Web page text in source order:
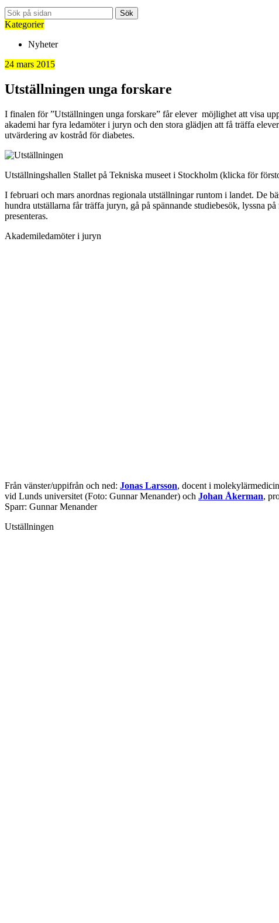
Sök
Kategorier
Nyheter
24 mars 2015
Utställningen unga forskare
I finalen för ”Utställningen unga forskare” får elever möjlighet att visa
akademi har fyra ledamöter i juryn och den stora glädjen att få träffa
utvärdering av kostråd för diabetes.
Utställningshallen Stallet på Tekniska museet i Stockholm (klicka för
I februari och mars anordnas regionala utställningar runtom i landet. De
hundra utställarna får träffa juryn, gå på spännande studiebesök, lyssna
presenteras.
Akademiledamöter i juryn
Från vänster/uppifrån och ned: Jonas Larsson, docent i
vid Lunds universitet (Foto: Gunnar Menander) och Johan Åkerman,
Sparr: Gunnar Menander
Utställningen